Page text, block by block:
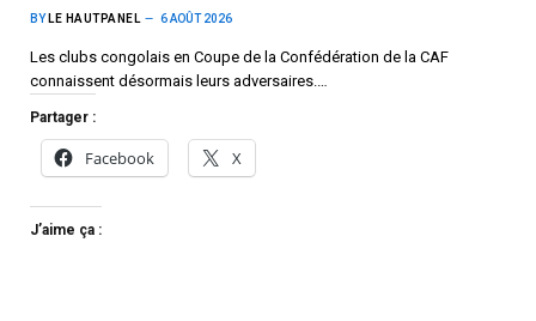
BY LE HAUTPANEL 6 AOÛT 2026
Les clubs congolais en Coupe de la Confédération de la CAF
connaissent désormais leurs adversaires.…
Partager :
Facebook X
J’aime ça :